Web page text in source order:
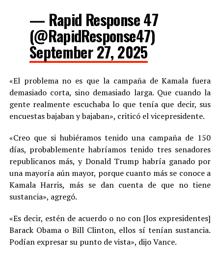
— Rapid Response 47
(@RapidResponse47)
September 27, 2025
«El problema no es que la campaña de Kamala fuera
demasiado corta, sino demasiado larga. Que cuando la
gente realmente escuchaba lo que tenía que decir, sus
encuestas bajaban y bajaban», criticó el vicepresidente.
«Creo que si hubiéramos tenido una campaña de 150
días, probablemente habríamos tenido tres senadores
republicanos más, y Donald Trump habría ganado por
una mayoría aún mayor, porque cuanto más se conoce a
Kamala Harris, más se dan cuenta de que no tiene
sustancia», agregó.
«Es decir, estén de acuerdo o no con [los expresidentes]
Barack Obama o Bill Clinton, ellos sí tenían sustancia.
Podían expresar su punto de vista», dijo Vance.